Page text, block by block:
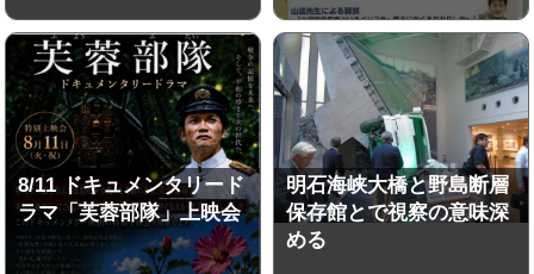
8/11 ドキュメンタリード
ラマ「芙蓉部隊」上映会
明石海峡大橋と野島断層
保存館とで視察の意味深
める